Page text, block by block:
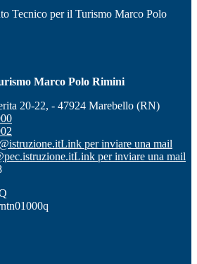
Tecnico per il Turismo Marco Polo
Marco Polo Rimini
20-22, - 47924 Marebello (RN)
Link per inviare una mail
Link per inviare una mail